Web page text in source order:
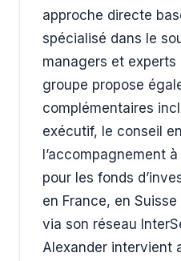
approche directe
spécialisé dans le
managers et experts
groupe propose
complémentaires
exécutif, le conseil
l’accompagnement
pour les fonds
en France, en
via son réseau
Alexander intervient